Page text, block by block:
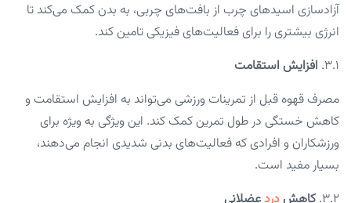
آزادسازی اسیدهای چرب از بافت‌های چربی، به بدن کمک می‌کند تا
انرژی بیشتری را برای فعالیت‌های فیزیکی تامین کند.
3.1. افزایش استقامت
مصرف قهوه قبل از تمرینات ورزشی می‌تواند به افزایش استقامت و
کاهش خستگی در طول تمرین کمک کند. این ویژگی به ویژه برای
ورزشکاران و افرادی که فعالیت‌های بدنی شدیدی انجام می‌دهند،
بسیار مفید است.